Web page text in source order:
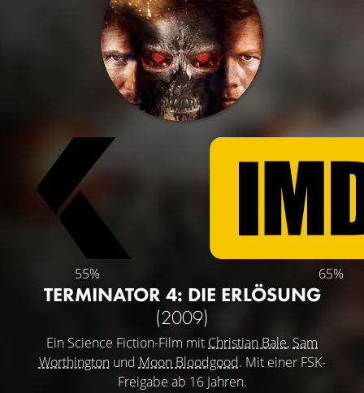
55% 65%
TERMINATOR 4: DIE ERLÖSUNG
(2009)
Ein Science Fiction-Film mit Christian Bale, Sam
Worthingtonund Moon Bloodgood. Mit einer FSK-
Freigabe ab 16 Jahren.